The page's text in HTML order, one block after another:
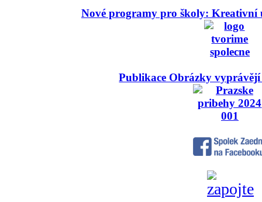
Nové programy pro školy: Kreativní
Publikace Obrázky